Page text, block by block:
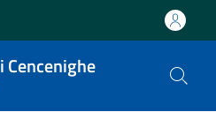
Cencenighe